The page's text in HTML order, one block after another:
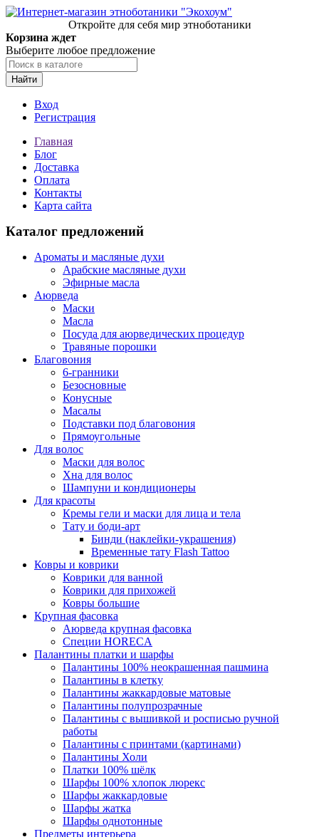
Откройте для себя мир этноботаники
Корзина ждет
Выберите любое предложение
Найти
Вход
Регистрация
Главная
Блог
Доставка
Оплата
Контакты
Карта сайта
Каталог предложений
Ароматы и масляные духи
Арабские масляные духи
Эфирные масла
Аюрведа
Маски
Масла
Посуда для аюрведических процедур
Травяные порошки
Благовония
6-гранники
Безосновные
Конусные
Масалы
Подставки под благовония
Прямоугольные
Для волос
Маски для волос
Хна для волос
Шампуни и кондиционеры
Для красоты
Кремы гели и маски для лица и тела
Тату и боди-арт
Бинди (наклейки-украшения)
Временные тату Flash Tattoo
Ковры и коврики
Коврики для ванной
Коврики для прихожей
Ковры большие
Крупная фасовка
Аюрведа крупная фасовка
Специи HORECA
Палантины платки и шарфы
Палантины 100% неокрашенная пашмина
Палантины в клетку
Палантины жаккардовые матовые
Палантины полупрозрачные
Палантины с вышивкой и росписью ручной
работы
Палантины с принтами (картинами)
Палантины Холи
Платки 100% шёлк
Шарфы 100% хлопок люрекс
Шарфы жаккардовые
Шарфы жатка
Шарфы однотонные
Предметы интерьера